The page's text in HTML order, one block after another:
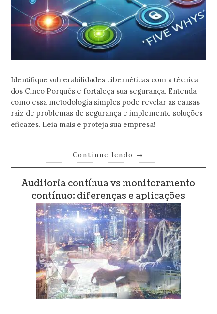
Identifique vulnerabilidades cibernéticas com a técnica
dos Cinco Porquês e fortaleça sua segurança. Entenda
como essa metodologia simples pode revelar as causas
raiz de problemas de segurança e implemente soluções
eficazes. Leia mais e proteja sua empresa!
Continue lendo →
Auditoria contínua vs monitoramento
contínuo: diferenças e aplicações